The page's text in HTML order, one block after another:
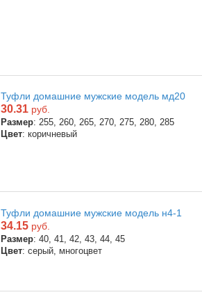
Туфли домашние мужские модель мд20
30.31 руб.
Размер: 255, 260, 265, 270, 275, 280, 285
Цвет: коричневый
Туфли домашние мужские модель н4-1
34.15 руб.
Размер: 40, 41, 42, 43, 44, 45
Цвет: серый, многоцвет